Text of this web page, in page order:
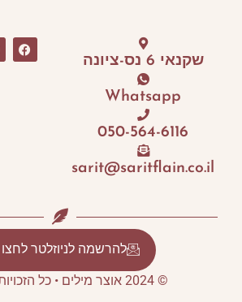
שקנאי 6 נס-ציונה
Whatsapp
050-564-6116
sarit@saritflain.co.il
להרשמה לניוזלטר לחצו
© 2024 אוצר מילים • כל הזכויות שמורות